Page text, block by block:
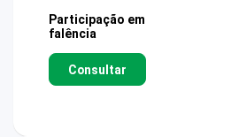
Participação em
falência
Consultar